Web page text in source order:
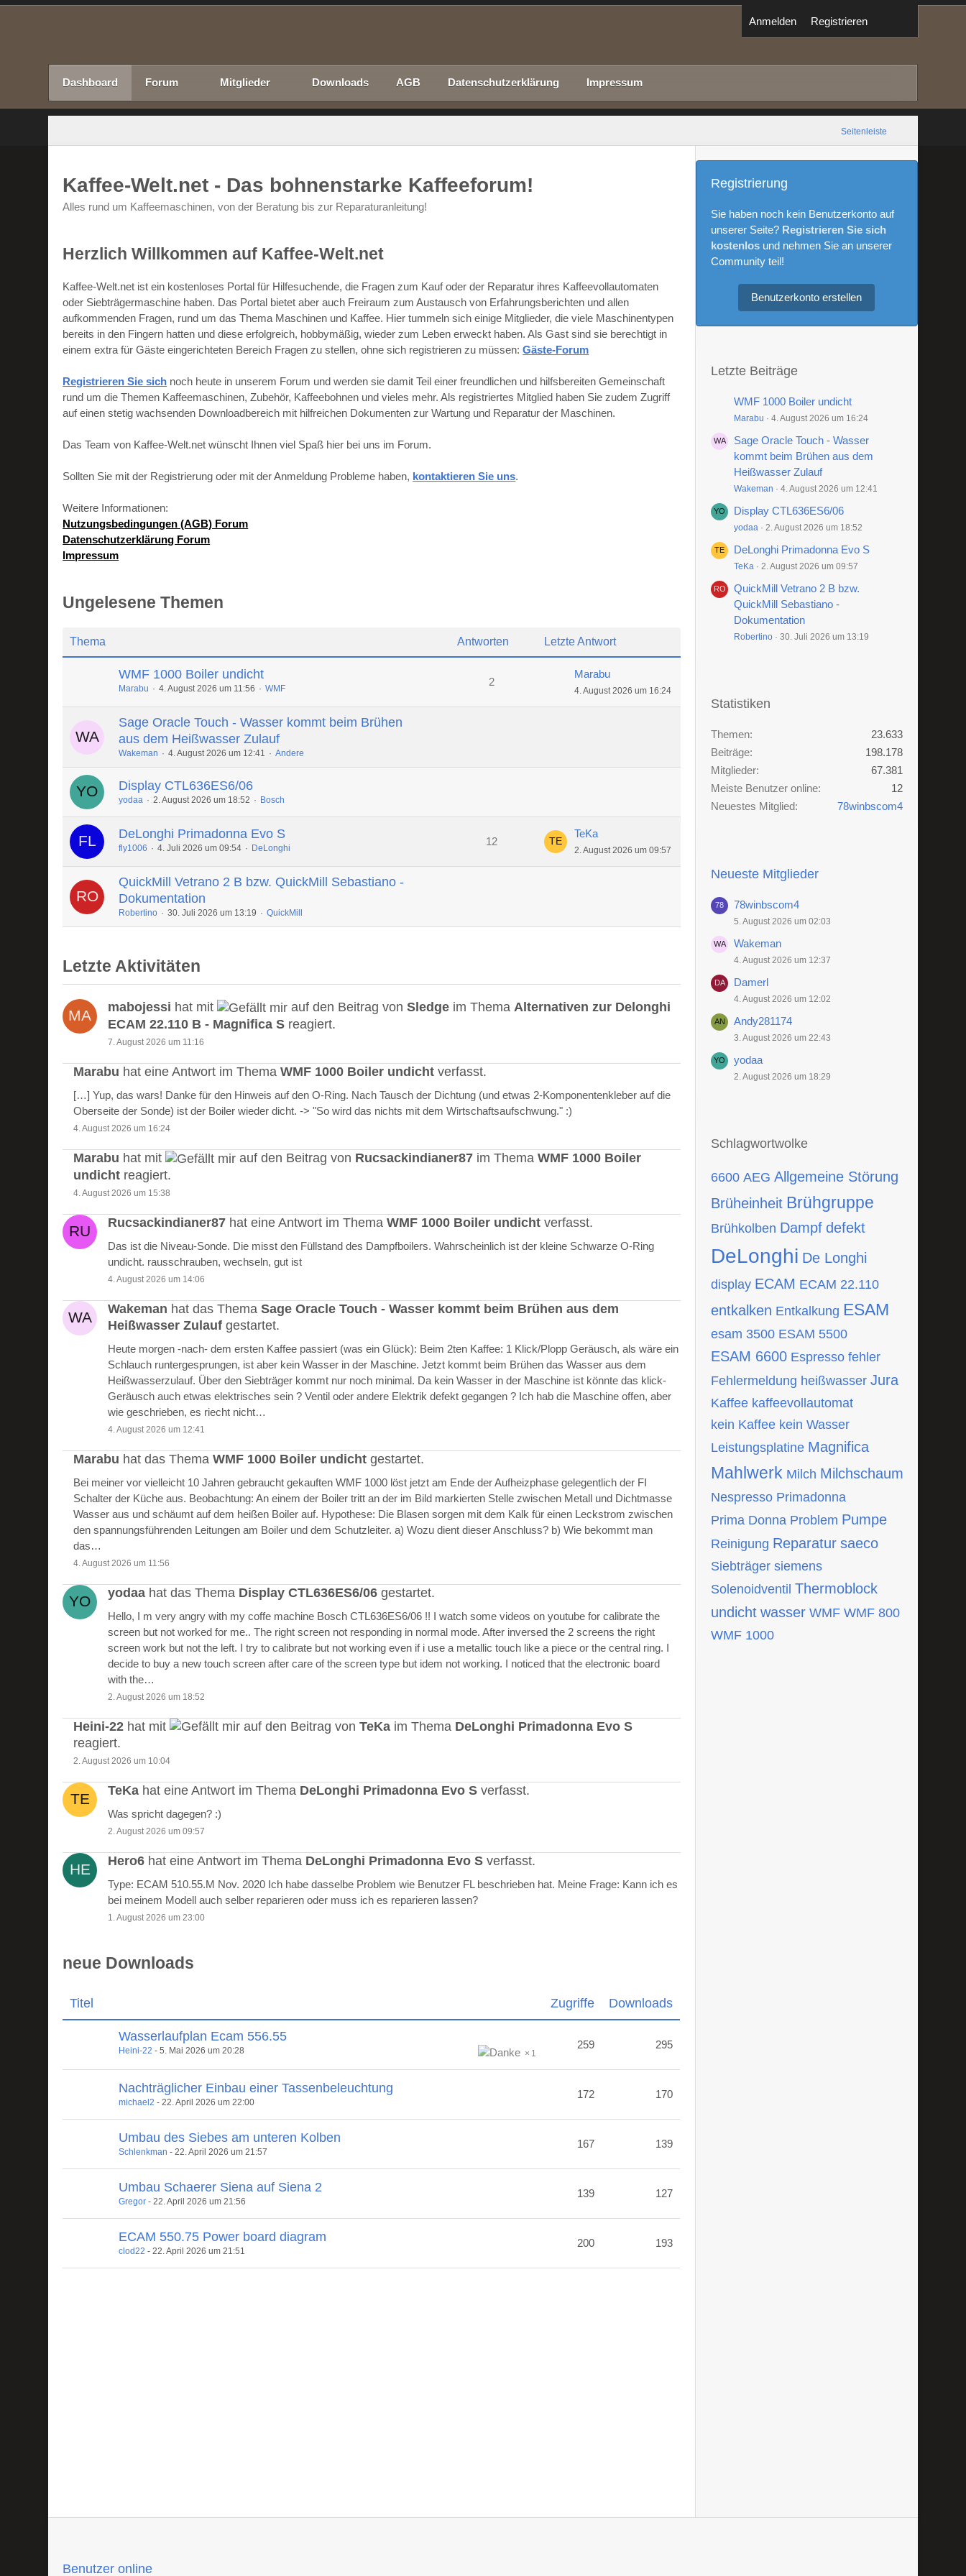
Anmelden Registrieren
Dashboard Forum Mitglieder Downloads AGB Datenschutzerklärung Impressum
Seitenleiste
Kaffee-Welt.net - Das bohnenstarke Kaffeeforum!
Alles rund um Kaffeemaschinen, von der Beratung bis zur Reparaturanleitung!
Herzlich Willkommen auf Kaffee-Welt.net
Kaffee-Welt.net ist ein kostenloses Portal für Hilfesuchende, die Fragen zum Kauf oder der Reparatur ihres Kaffeevollautomaten
oder Siebträgermaschine haben. Das Portal bietet aber auch Freiraum zum Austausch von Erfahrungsberichten und allen
aufkommenden Fragen, rund um das Thema Maschinen und Kaffee. Hier tummeln sich einige Mitglieder, die viele Maschinentypen
bereits in den Fingern hatten und diese erfolgreich, hobbymäßig, wieder zum Leben erweckt haben. Als Gast sind sie berechtigt in
einem extra für Gäste eingerichteten Bereich Fragen zu stellen, ohne sich registrieren zu müssen:Gäste-Forum
Registrieren Sie sich noch heute in unserem Forum und werden sie damit Teil einer freundlichen und hilfsbereiten Gemeinschaft
rund um die Themen Kaffeemaschinen, Zubehör, Kaffeebohnen und vieles mehr. Als registriertes Mitglied haben Sie zudem Zugriff
auf einen stetig wachsenden Downloadbereich mit hilfreichen Dokumenten zur Wartung und Reparatur der Maschinen.
Das Team von Kaffee-Welt.net wünscht Ihnen viel Spaß hier bei uns im Forum.
Sollten Sie mit der Registrierung oder mit der Anmeldung Probleme haben, kontaktieren Sie uns.
Weitere Informationen:
Nutzungsbedingungen (AGB) Forum
Datenschutzerklärung Forum
Impressum
Ungelesene Themen
Thema Antworten Letzte Antwort
WMF 1000 Boiler undicht
Marabu 4. August 2026 um 11:56 WMF
2
Marabu
4. August 2026 um 16:24
Sage Oracle Touch - Wasser kommt beim Brühen
aus dem Heißwasser Zulauf
Wakeman 4. August 2026 um 12:41 Andere
Display CTL636ES6/06
yodaa 2. August 2026 um 18:52 Bosch
DeLonghi Primadonna Evo S
fly1006 4. Juli 2026 um 09:54 DeLonghi
12
TeKa
2. August 2026 um 09:57
QuickMill Vetrano 2 B bzw. QuickMill Sebastiano -
Dokumentation
Robertino 30. Juli 2026 um 13:19 QuickMill
Letzte Aktivitäten
mabojessi hat mit auf den Beitrag vonSledge im ThemaAlternativen zur Delonghi
ECAM 22.110 B - Magnifica S reagiert.
7. August 2026 um 11:16
Marabu hat eine Antwort im ThemaWMF 1000 Boiler undicht verfasst.
[…] Yup, das wars! Danke für den Hinweis auf den O-Ring. Nach Tausch der Dichtung (und etwas 2-Komponentenkleber auf die
Oberseite der Sonde) ist der Boiler wieder dicht. -> "So wird das nichts mit dem Wirtschaftsaufschwung." :)
4. August 2026 um 16:24
Marabu hat mit auf den Beitrag von Rucsackindianer87 im ThemaWMF 1000 Boiler
undicht reagiert.
4. August 2026 um 15:38
Rucsackindianer87 hat eine Antwort im ThemaWMF 1000 Boiler undicht verfasst.
Das ist die Niveau-Sonde. Die misst den Füllstand des Dampfboilers. Wahrscheinlich ist der kleine Schwarze O-Ring
undicht. rausschrauben, wechseln, gut ist
4. August 2026 um 14:06
Wakeman hat das ThemaSage Oracle Touch - Wasser kommt beim Brühen aus dem
Heißwasser Zulauf gestartet.
Heute morgen -nach- dem ersten Kaffee passiert (was ein Glück): Beim 2ten Kaffee: 1 Klick/Plopp Geräusch, als wäre ein
Schlauch runtergesprungen, ist aber kein Wasser in der Maschine. Jetzt kommt beim Brühen das Wasser aus dem
Heißwasserzulauf. Über den Siebträger kommt nur noch minimal. Da kein Wasser in der Maschine ist könnte das klick-
Geräusch auch etwas elektrisches sein ? Ventil oder andere Elektrik defekt gegangen ? Ich hab die Maschine offen, aber
wie geschrieben, es riecht nicht…
4. August 2026 um 12:41
Marabu hat das ThemaWMF 1000 Boiler undicht gestartet.
Bei meiner vor vielleicht 10 Jahren gebraucht gekauften WMF 1000 löst jetzt am Ende der Aufheizphase gelegentlich der FI
Schalter der Küche aus. Beobachtung: An einem der Boiler tritt an der im Bild markierten Stelle zwischen Metall und Dichtmasse
Wasser aus und schäumt auf dem heißen Boiler auf. Hypothese: Die Blasen sorgen mit dem Kalk für einen Leckstrom zwischen
den spannungsführenden Leitungen am Boiler und dem Schutzleiter. a) Wozu dient dieser Anschluss? b) Wie bekommt man
das…
4. August 2026 um 11:56
yodaa hat das Thema Display CTL636ES6/06 gestartet.
Hello, I m very angry with my coffe machine Bosch CTL636ES6/06 !! I watch some videos on youtube for calibrate the
screen but not worked for me.. The right screen not responding in normal mode. After inversed the 2 screens the right
screen work but not the left. I try to calibrate but not working even if i use a metallic touch like a piece or the central ring. I
decide to buy a new touch screen after care of the screen type but idem not working. I noticed that the electronic board
with the…
2. August 2026 um 18:52
Heini-22 hat mit auf den Beitrag vonTeKa im Thema DeLonghi Primadonna Evo S
reagiert.
2. August 2026 um 10:04
TeKa hat eine Antwort im Thema DeLonghi Primadonna Evo S verfasst.
Was spricht dagegen? :)
2. August 2026 um 09:57
Hero6 hat eine Antwort im Thema DeLonghi Primadonna Evo S verfasst.
Type: ECAM 510.55.M Nov. 2020 Ich habe dasselbe Problem wie Benutzer FL beschrieben hat. Meine Frage: Kann ich es
bei meinem Modell auch selber reparieren oder muss ich es reparieren lassen?
1. August 2026 um 23:00
neue Downloads
Titel Zugriffe Downloads
Wasserlaufplan Ecam 556.55
1
Heini-22 -5. Mai 2026 um 20:28 259 295
Nachträglicher Einbau einer Tassenbeleuchtung
michael2 -22. April 2026 um 22:00
172 170
Umbau des Siebes am unteren Kolben
Schlenkman -22. April 2026 um 21:57
167 139
Umbau Schaerer Siena auf Siena 2
Gregor -22. April 2026 um 21:56
139 127
ECAM 550.75 Power board diagram
clod22 -22. April 2026 um 21:51
200 193
Registrierung
Sie haben noch kein Benutzerkonto auf
unserer Seite? Registrieren Sie sich
kostenlosund nehmen Sie an unserer
Community teil!
Benutzerkonto erstellen
Letzte Beiträge
WMF 1000 Boiler undicht
Marabu 4. August 2026 um 16:24
Sage Oracle Touch - Wasser
kommt beim Brühen aus dem
Heißwasser Zulauf
Wakeman 4. August 2026 um 12:41
Display CTL636ES6/06
yodaa 2. August 2026 um 18:52
DeLonghi Primadonna Evo S
TeKa 2. August 2026 um 09:57
QuickMill Vetrano 2 B bzw.
QuickMill Sebastiano -
Dokumentation
Robertino 30. Juli 2026 um 13:19
Statistiken
Themen
23.633
Beiträge
198.178
Mitglieder
67.381
Meiste Benutzer online
12
Neuestes Mitglied
78winbscom4
Neueste Mitglieder
78winbscom4
5. August 2026 um 02:03
Wakeman
4. August 2026 um 12:37
Damerl
4. August 2026 um 12:02
Andy281174
3. August 2026 um 22:43
yodaa
2. August 2026 um 18:29
Schlagwortwolke
6600 AEG Allgemeine Störung
Brüheinheit Brühgruppe
Brühkolben Dampf defekt
DeLonghi De Longhi
display ECAM ECAM 22.110
entkalken Entkalkung ESAM
esam 3500 ESAM 5500
ESAM 6600 Espresso fehler
Fehlermeldung heißwasser Jura
Kaffee kaffeevollautomat
kein Kaffee kein Wasser
Leistungsplatine Magnifica
Mahlwerk Milch Milchschaum
Nespresso Primadonna
Prima Donna Problem Pumpe
Reinigung Reparatur saeco
Siebträger siemens
Solenoidventil Thermoblock
undicht wasser WMF WMF 800
WMF 1000
Benutzer online